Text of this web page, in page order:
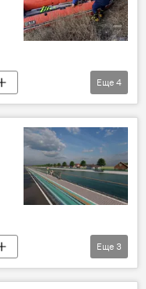
Еще 4
Госстрой
Еще 3